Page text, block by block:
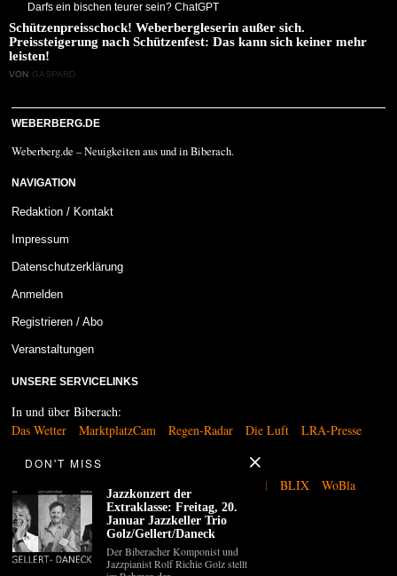
Darfs ein bischen teurer sein? ChatGPT
Schützenpreisschock! Weberbergleserin außer sich.
Preissteigerung nach Schützenfest: Das kann sich keiner mehr
leisten!
VON GASPARD
WEBERBERG.DE
Weberberg.de – Neuigkeiten aus und in Biberach.
NAVIGATION
Redaktion / Kontakt
Impressum
Datenschutzerklärung
Anmelden
Registrieren / Abo
Veranstaltungen
UNSERE SERVICELINKS
In und über Biberach:
Das Wetter
MarktplatzCam Regen-Radar Die Luft LRA-Presse
Kultur und Medien:
Abdera Biberach Kommunal BLIX
WoBla
Südfinder
Sonstiges:
Polizeibericht
Apothekennotdienst
DON'T MISS
Jazzkonzert der
Extraklasse: Freitag, 20.
Januar Jazzkeller Trio
Golz/Gellert/Daneck
Der Biberacher Komponist und
Jazzpianist Rolf Richie Golz stellt